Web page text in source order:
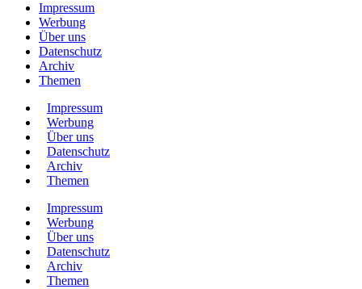
Impressum
Werbung
Über uns
Datenschutz
Archiv
Themen
Impressum
Werbung
Über uns
Datenschutz
Archiv
Themen
Impressum
Werbung
Über uns
Datenschutz
Archiv
Themen